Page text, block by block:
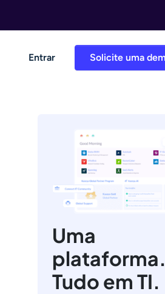
Solicite uma
Entrar
Uma
plataforma.
Tudo em TI.